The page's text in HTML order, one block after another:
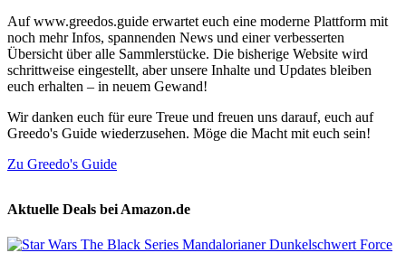
Auf www.greedos.guide erwartet euch eine moderne Plattform mit
noch mehr Infos, spannenden News und einer verbesserten
Übersicht über alle Sammlerstücke. Die bisherige Website wird
schrittweise eingestellt, aber unsere Inhalte und Updates bleiben
euch erhalten – in neuem Gewand!
Wir danken euch für eure Treue und freuen uns darauf, euch auf
Greedo's Guide wiederzusehen. Möge die Macht mit euch sein!
Zu Greedo's Guide
Aktuelle Deals bei Amazon.de